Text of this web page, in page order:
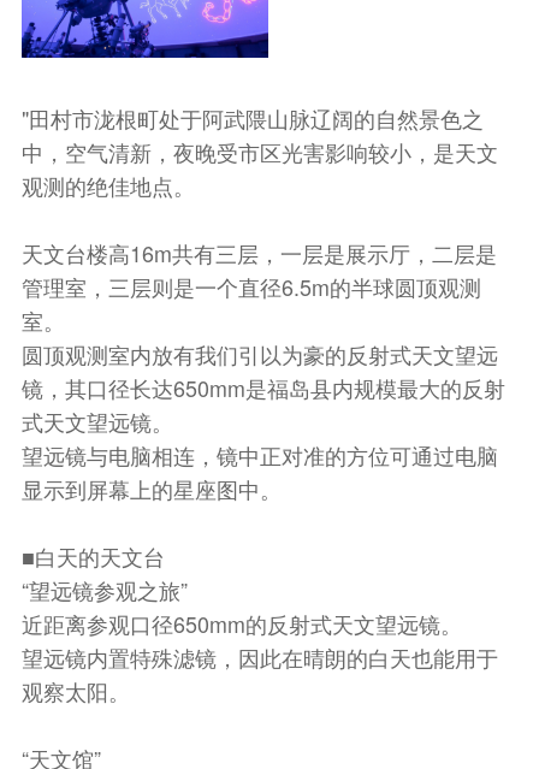
"田村市泷根町处于阿武隈山脉辽阔的自然景色之
中，空气清新，夜晚受市区光害影响较小，是天文
观测的绝佳地点。
天文台楼高16m共有三层，一层是展示厅，二层是
管理室，三层则是一个直径6.5m的半球圆顶观测
室。
圆顶观测室内放有我们引以为豪的反射式天文望远
镜，其口径长达650mm是福岛县内规模最大的反射
式天文望远镜。
望远镜与电脑相连，镜中正对准的方位可通过电脑
显示到屏幕上的星座图中。
■白天的天文台
“望远镜参观之旅”
近距离参观口径650mm的反射式天文望远镜。
望远镜内置特殊滤镜，因此在晴朗的白天也能用于
观察太阳。
“天文馆”